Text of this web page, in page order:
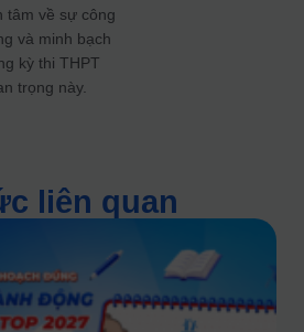
tâm về sự công
và minh bạch
kỳ thi THPT
trọng này.
liên quan